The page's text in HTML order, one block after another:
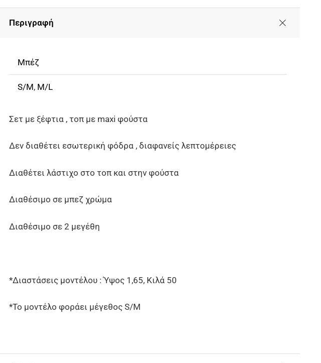
Τοπ
Φούστα
ποσότητα
Περιγραφή
Μπέζ
S/M, M/L
Σετ με ξέφτια , τοπ με maxi φούστα
Δεν διαθέτει εσωτερική φόδρα , διαφανείς λεπτομέρειες
Διαθέτει λάστιχο στο τοπ και στην φούστα
Διαθέσιμο σε μπεζ χρώμα
Διαθέσιμο σε 2 μεγέθη
*Διαστάσεις μοντέλου : Ύψος 1,65, Κιλά 50
*Το μοντέλο φοράει μέγεθος S/M